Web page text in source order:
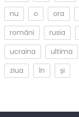
nu
o ora
români
rusia
ucraina
ultima
ziua
în și